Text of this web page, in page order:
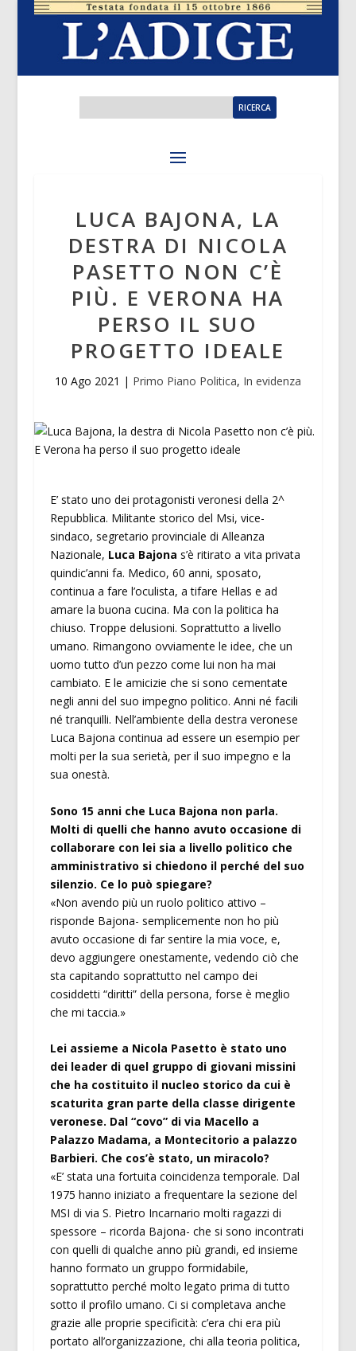
LUCA BAJONA, LA
DESTRA DI NICOLA
PASETTO NON C’È
PIÙ. E VERONA HA
PERSO IL SUO
PROGETTO IDEALE
10 Ago 2021 | Primo Piano Politica, In evidenza
E’ stato uno dei protagonisti veronesi della 2^
Repubblica. Militante storico del Msi, vice-
sindaco, segretario provinciale di Alleanza
Nazionale, Luca Bajona s’è ritirato a vita privata
quindic’anni fa. Medico, 60 anni, sposato,
continua a fare l’oculista, a tifare Hellas e ad
amare la buona cucina. Ma con la politica ha
chiuso. Troppe delusioni. Soprattutto a livello
umano. Rimangono ovviamente le idee, che un
uomo tutto d’un pezzo come lui non ha mai
cambiato. E le amicizie che si sono cementate
negli anni del suo impegno politico. Anni né facili
né tranquilli. Nell’ambiente della destra veronese
Luca Bajona continua ad essere un esempio per
molti per la sua serietà, per il suo impegno e la
sua onestà.
Sono 15 anni che Luca Bajona non parla.
Molti di quelli che hanno avuto occasione di
collaborare con lei sia a livello politico che
amministrativo si chiedono il perché del suo
silenzio. Ce lo può spiegare?
«Non avendo più un ruolo politico attivo –
risponde Bajona- semplicemente non ho più
avuto occasione di far sentire la mia voce, e,
devo aggiungere onestamente, vedendo ciò che
sta capitando soprattutto nel campo dei
cosiddetti “diritti” della persona, forse è meglio
che mi taccia.»
Lei assieme a Nicola Pasetto è stato uno
dei leader di quel gruppo di giovani missini
che ha costituito il nucleo storico da cui è
scaturita gran parte della classe dirigente
veronese. Dal “covo” di via Macello a
Palazzo Madama, a Montecitorio a palazzo
Barbieri. Che cos’è stato, un miracolo?
«E’ stata una fortuita coincidenza temporale. Dal
1975 hanno iniziato a frequentare la sezione del
MSI di via S. Pietro Incarnario molti ragazzi di
spessore – ricorda Bajona- che si sono incontrati
con quelli di qualche anno più grandi, ed insieme
hanno formato un gruppo formidabile,
soprattutto perché molto legato prima di tutto
sotto il profilo umano. Ci si completava anche
grazie alle proprie specificità: c’era chi era più
portato all’organizzazione, chi alla teoria politica,